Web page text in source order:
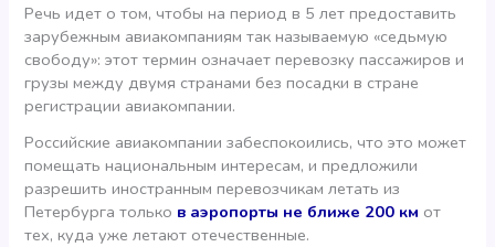
Речь идет о том, чтобы на период в 5 лет предоставить
зарубежным авиакомпаниям так называемую «седьмую
свободу»: этот термин означает перевозку пассажиров и
грузы между двумя странами без посадки в стране
регистрации авиакомпании.
Российские авиакомпании забеспокоились, что это может
помещать национальным интересам, и предложили
разрешить иностранным перевозчикам летать из
Петербурга только в аэропорты не ближе 200 км от
тех, куда уже летают отечественные.